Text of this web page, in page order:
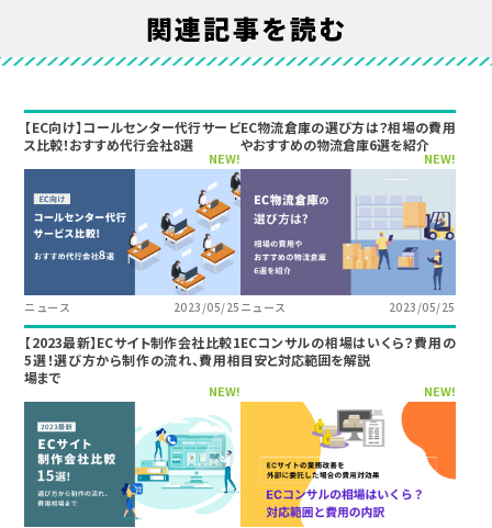
関連記事を読む
【EC向け】コールセンター代行サービ
ス比較！おすすめ代行会社8選
NEW!
ニュース 2023/05/25
EC物流倉庫の選び方は？相場の費用
やおすすめの物流倉庫6選を紹介
NEW!
ニュース 2023/05/25
【2023最新】ECサイト制作会社比較1
5選！選び方から制作の流れ、費用相
場まで
NEW!
ECコンサルの相場はいくら？費用の
目安と対応範囲を解説
NEW!